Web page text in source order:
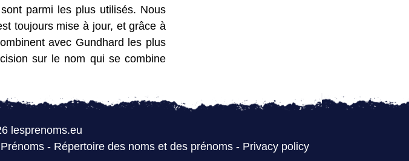
parmi les plus utilisés. Nous
toujours mise à jour, et grâce à
avec Gundhard les plus
sur le nom qui se combine
lesprenoms.eu
- Répertoire des noms et des prénoms- Privacy policy